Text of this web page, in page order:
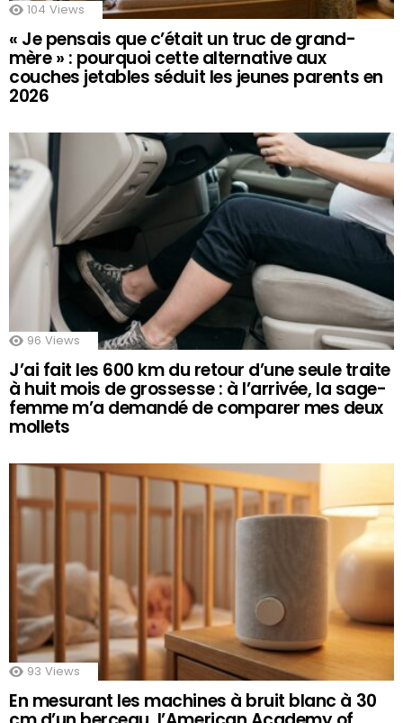
104 Views
« Je pensais que c’était un truc de grand-
mère » : pourquoi cette alternative aux
couches jetables séduit les jeunes parents en
2026
96 Views
J’ai fait les 600 km du retour d’une seule traite
à huit mois de grossesse : à l’arrivée, la sage-
femme m’a demandé de comparer mes deux
mollets
93 Views
En mesurant les machines à bruit blanc à 30